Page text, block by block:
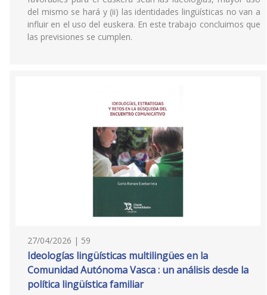
del mismo se hará y (ii) las identidades lingüísticas no van a
influir en el uso del euskera. En este trabajo concluimos que
las previsiones se cumplen.
27/04/2026 | 59
Ideologías lingüísticas multilingües en la
Comunidad Autónoma Vasca : un análisis desde la
política lingüística familiar